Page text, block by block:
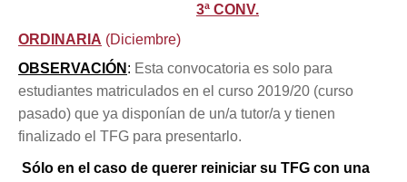
3ª CONV.
ORDINARIA (Diciembre)
OBSERVACIÓN : Esta convocatoria es solo para
estudiantes matriculados en el curso 2019/20 (curso
pasado) que ya disponían de un/a tutor/a y tienen
finalizado el TFG para presentarlo.
Sólo en el caso de querer reiniciar su TFG con una